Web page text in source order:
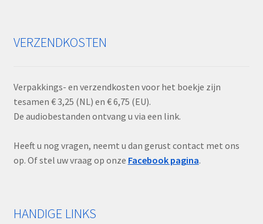
VERZENDKOSTEN
Verpakkings- en verzendkosten voor het boekje zijn
tesamen € 3,25 (NL) en € 6,75 (EU).
De audiobestanden ontvang u via een link.
Heeft u nog vragen, neemt u dan gerust contact met ons
op. Of stel uw vraag op onze Facebook pagina.
HANDIGE LINKS